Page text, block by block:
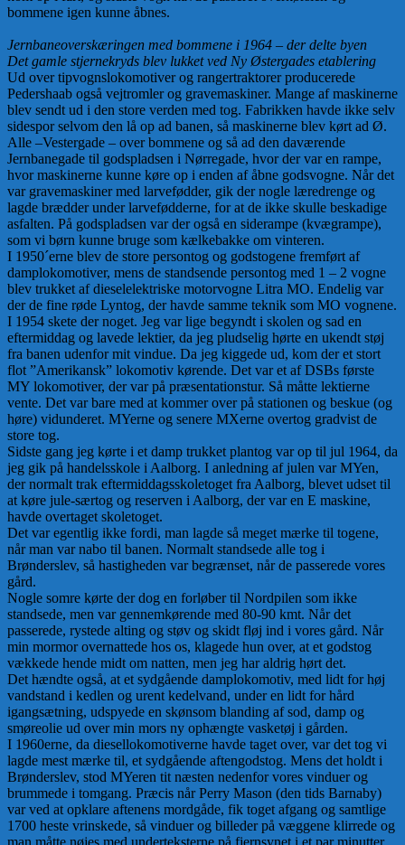
bommene igen kunne åbnes.
Jernbaneoverskæringen med bommene i 1964 – der delte byen
Det gamle stjernekryds blev lukket ved Ny Østergades etablering
Ud over tipvognslokomotiver og rangertraktorer producerede
Pedershaab også vejtromler og gravemaskiner. Mange af maskinerne
blev sendt ud i den store verden med tog. Fabrikken havde ikke selv
sidespor selvom den lå op ad banen, så maskinerne blev kørt ad Ø.
Alle –Vestergade – over bommene og så ad den daværende
Jernbanegade til godspladsen i Nørregade, hvor der var en rampe,
hvor maskinerne kunne køre op i enden af åbne godsvogne. Når det
var gravemaskiner med larvefødder, gik der nogle læredrenge og
lagde brædder under larvefødderne, for at de ikke skulle beskadige
asfalten. På godspladsen var der også en siderampe (kvægrampe),
som vi børn kunne bruge som kælkebakke om vinteren.
I 1950´erne blev de store persontog og godstogene fremført af
damplokomotiver, mens de standsende persontog med 1 – 2 vogne
blev trukket af dieselelektriske motorvogne Litra MO. Endelig var
der de fine røde Lyntog, der havde samme teknik som MO vognene.
I 1954 skete der noget. Jeg var lige begyndt i skolen og sad en
eftermiddag og lavede lektier, da jeg pludselig hørte en ukendt støj
fra banen udenfor mit vindue. Da jeg kiggede ud, kom der et stort
flot ”Amerikansk” lokomotiv kørende. Det var et af DSBs første
MY lokomotiver, der var på præsentationstur. Så måtte lektierne
vente. Det var bare med at kommer over på stationen og beskue (og
høre) vidunderet. MYerne og senere MXerne overtog gradvist de
store tog.
Sidste gang jeg kørte i et damp trukket plantog var op til jul 1964, da
jeg gik på handelsskole i Aalborg. I anledning af julen var MYen,
der normalt trak eftermiddagsskoletoget fra Aalborg, blevet udset til
at køre jule-særtog og reserven i Aalborg, der var en E maskine,
havde overtaget skoletoget.
Det var egentlig ikke fordi, man lagde så meget mærke til togene,
når man var nabo til banen. Normalt standsede alle tog i
Brønderslev, så hastigheden var begrænset, når de passerede vores
gård.
Nogle somre kørte der dog en forløber til Nordpilen som ikke
standsede, men var gennemkørende med 80-90 kmt. Når det
passerede, rystede alting og støv og skidt fløj ind i vores gård. Når
min mormor overnattede hos os, klagede hun over, at et godstog
vækkede hende midt om natten, men jeg har aldrig hørt det.
Det hændte også, at et sydgående damplokomotiv, med lidt for høj
vandstand i kedlen og urent kedelvand, under en lidt for hård
igangsætning, udspyede en skønsom blanding af sod, damp og
smøreolie ud over min mors ny ophængte vasketøj i gården.
I 1960erne, da diesellokomotiverne havde taget over, var det tog vi
lagde mest mærke til, et sydgående aftengodstog. Mens det holdt i
Brønderslev, stod MYeren tit næsten nedenfor vores vinduer og
brummede i tomgang. Præcis når Perry Mason (den tids Barnaby)
var ved at opklare aftenens mordgåde, fik toget afgang og samtlige
1700 heste vrinskede, så vinduer og billeder på væggene klirrede og